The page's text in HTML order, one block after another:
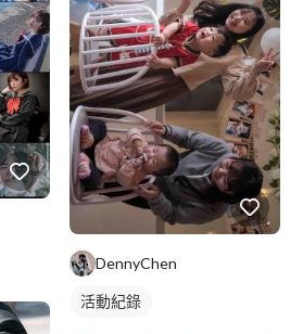
DennyChen
活動紀錄